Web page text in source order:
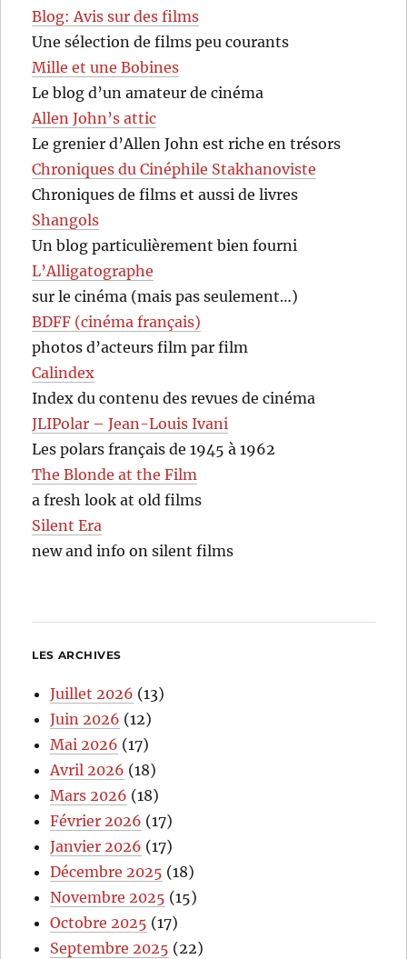
Blog: Avis sur des films
Une sélection de films peu courants
Mille et une Bobines
Le blog d’un amateur de cinéma
Allen John’s attic
Le grenier d’Allen John est riche en trésors
Chroniques du Cinéphile Stakhanoviste
Chroniques de films et aussi de livres
Shangols
Un blog particulièrement bien fourni
L’Alligatographe
sur le cinéma (mais pas seulement…)
BDFF (cinéma français)
photos d’acteurs film par film
Calindex
Index du contenu des revues de cinéma
JLIPolar – Jean-Louis Ivani
Les polars français de 1945 à 1962
The Blonde at the Film
a fresh look at old films
Silent Era
new and info on silent films
LES ARCHIVES
Juillet 2026 (13)
Juin 2026 (12)
Mai 2026 (17)
Avril 2026 (18)
Mars 2026 (18)
Février 2026 (17)
Janvier 2026 (17)
Décembre 2025 (18)
Novembre 2025 (15)
Octobre 2025 (17)
Septembre 2025 (22)